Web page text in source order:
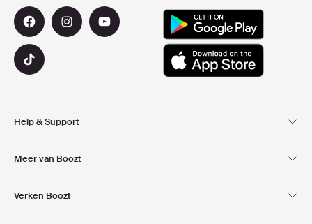
Help & Support
Meer van Boozt
Verken Boozt